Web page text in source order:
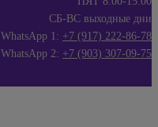
СБ-ВС выходные дни
WhatsApp 1: +7 (917) 222-86-78
WhatsApp 2: +7 (903) 307-09-75